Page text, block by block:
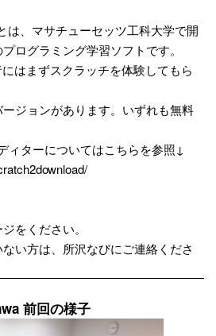
は、マサチューセッツ工科大学で開
ログラミング学習ソフトです。
はまずスクラッチを体験してもら
ジョンがあります。いずれも無料
ィターについてはこちらを参照↓
をください。
ない方は、所沢なびにご連絡くださ
前回の様子